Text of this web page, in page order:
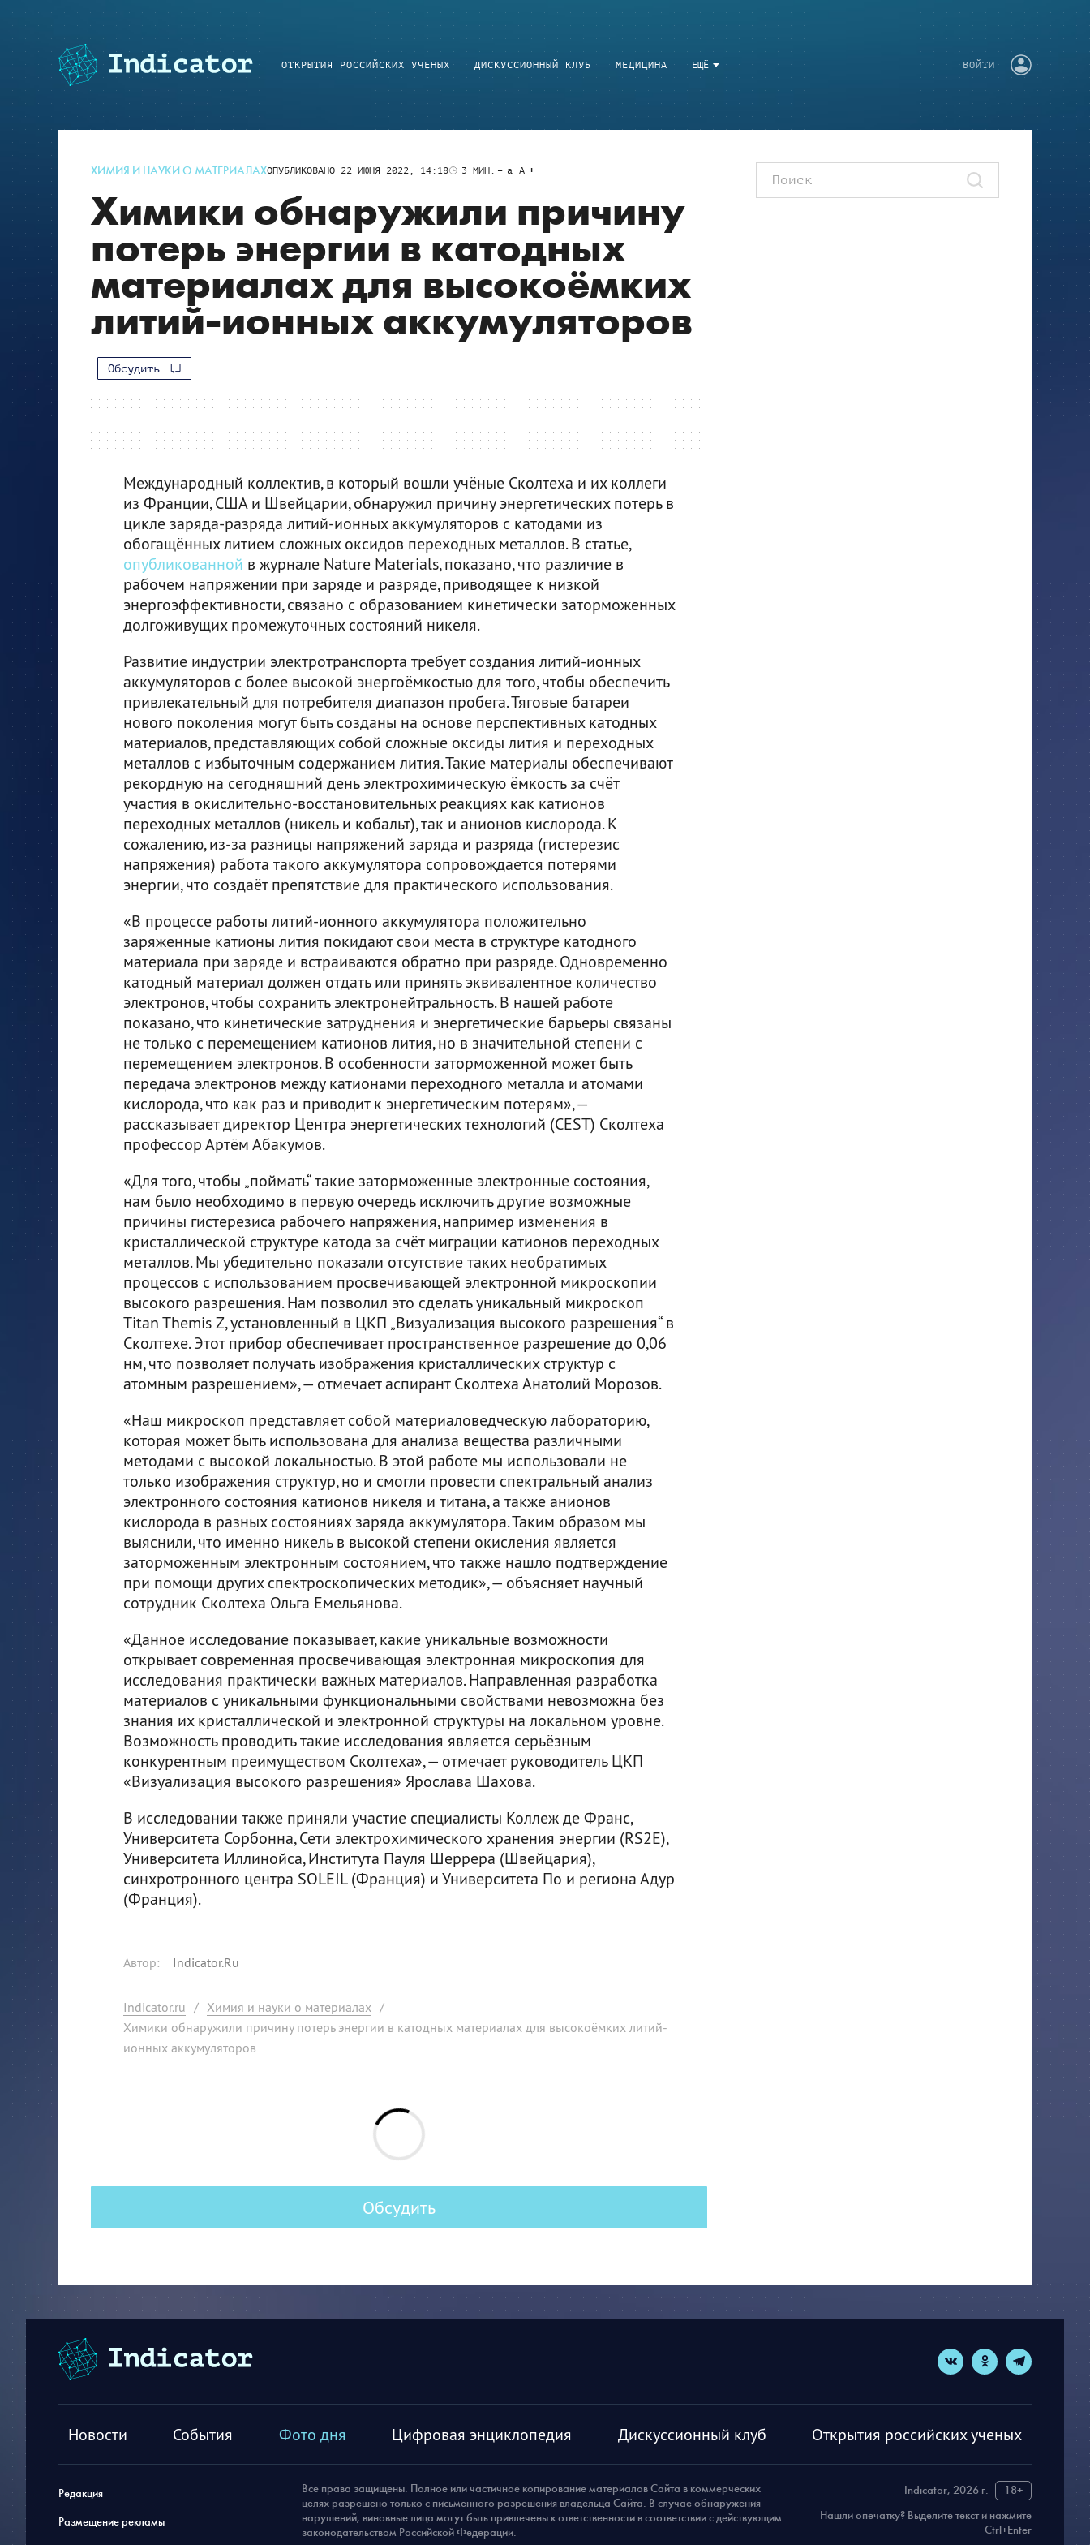
ЕЩЁ
ОТКРЫТИЯ РОССИЙСКИХ УЧЕНЫХ ДИСКУССИОННЫЙ КЛУБ МЕДИЦИНА ВОЙТИ
ХИМИЯ И НАУКИ О МАТЕРИАЛАХОПУБЛИКОВАНО 22 ИЮНЯ 2022, 14:18 3 МИН. a A
Химики обнаружили причину
потерь энергии в катодных
материалах для высокоёмких
литий-ионных аккумуляторов
Обсудить
Международный коллектив, в который вошли учёные Сколтеха и их коллеги
из Франции, США и Швейцарии, обнаружил причину энергетических потерь в
цикле заряда-разряда литий-ионных аккумуляторов с катодами из
обогащённых литием сложных оксидов переходных металлов. В статье,
опубликованной в журнале Nature Materials, показано, что различие в
рабочем напряжении при заряде и разряде, приводящее к низкой
энергоэффективности, связано с образованием кинетически заторможенных
долгоживущих промежуточных состояний никеля.
Развитие индустрии электротранспорта требует создания литий-ионных
аккумуляторов с более высокой энергоёмкостью для того, чтобы обеспечить
привлекательный для потребителя диапазон пробега. Тяговые батареи
нового поколения могут быть созданы на основе перспективных катодных
материалов, представляющих собой сложные оксиды лития и переходных
металлов с избыточным содержанием лития. Такие материалы обеспечивают
рекордную на сегодняшний день электрохимическую ёмкость за счёт
участия в окислительно-восстановительных реакциях как катионов
переходных металлов (никель и кобальт), так и анионов кислорода. К
сожалению, из-за разницы напряжений заряда и разряда (гистерезис
напряжения) работа такого аккумулятора сопровождается потерями
энергии, что создаёт препятствие для практического использования.
«В процессе работы литий-ионного аккумулятора положительно
заряженные катионы лития покидают свои места в структуре катодного
материала при заряде и встраиваются обратно при разряде. Одновременно
катодный материал должен отдать или принять эквивалентное количество
электронов, чтобы сохранить электронейтральность. В нашей работе
показано, что кинетические затруднения и энергетические барьеры связаны
не только с перемещением катионов лития, но в значительной степени с
перемещением электронов. В особенности заторможенной может быть
передача электронов между катионами переходного металла и атомами
кислорода, что как раз и приводит к энергетическим потерям», —
рассказывает директор Центра энергетических технологий (CEST) Сколтеха
профессор Артём Абакумов.
«Для того, чтобы „поймать“ такие заторможенные электронные состояния,
нам было необходимо в первую очередь исключить другие возможные
причины гистерезиса рабочего напряжения, например изменения в
кристаллической структуре катода за счёт миграции катионов переходных
металлов. Мы убедительно показали отсутствие таких необратимых
процессов с использованием просвечивающей электронной микроскопии
высокого разрешения. Нам позволил это сделать уникальный микроскоп
Titan Themis Z, установленный в ЦКП „Визуализация высокого разрешения“ в
Сколтехе. Этот прибор обеспечивает пространственное разрешение до 0,06
нм, что позволяет получать изображения кристаллических структур с
атомным разрешением», — отмечает аспирант Сколтеха Анатолий Морозов.
«Наш микроскоп представляет собой материаловедческую лабораторию,
которая может быть использована для анализа вещества различными
методами с высокой локальностью. В этой работе мы использовали не
только изображения структур, но и смогли провести спектральный анализ
электронного состояния катионов никеля и титана, а также анионов
кислорода в разных состояниях заряда аккумулятора. Таким образом мы
выяснили, что именно никель в высокой степени окисления является
заторможенным электронным состоянием, что также нашло подтверждение
при помощи других спектроскопических методик», — объясняет научный
сотрудник Сколтеха Ольга Емельянова.
«Данное исследование показывает, какие уникальные возможности
открывает современная просвечивающая электронная микроскопия для
исследования практически важных материалов. Направленная разработка
материалов с уникальными функциональными свойствами невозможна без
знания их кристаллической и электронной структуры на локальном уровне.
Возможность проводить такие исследования является серьёзным
конкурентным преимуществом Сколтеха», — отмечает руководитель ЦКП
«Визуализация высокого разрешения» Ярослава Шахова.
В исследовании также приняли участие специалисты Коллеж де Франс,
Университета Сорбонна, Сети электрохимического хранения энергии (RS2E),
Университета Иллинойса, Института Пауля Шеррера (Швейцария),
синхротронного центра SOLEIL (Франция) и Университета По и региона Адур
(Франция).
Автор: Indicator.Ru
Indicator.ru / Химия и науки о материалах /
Химики обнаружили причину потерь энергии в катодных материалах для высокоёмких литий-
ионных аккумуляторов
Обсудить
Новости События Фото дня Цифровая энциклопедия Дискуссионный клуб Открытия российских ученых
Редакция
Размещение рекламы
Indicator, 2026 г.
18+
Нашли опечатку? Выделите текст и нажмите
Ctrl+Enter
Все права защищены. Полное или частичное копирование материалов Сайта в коммерческих
целях разрешено только с письменного разрешения владельца Сайта. В случае обнаружения
нарушений, виновные лица могут быть привлечены к ответственности в соответствии с действующим
законодательством Российской Федерации.